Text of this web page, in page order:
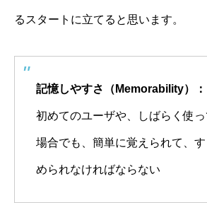
るスタートに立てると思います。
記憶しやすさ（Memorability）：
初めてのユーザや、しばらく使
場合でも、簡単に覚えられて、
められなければならない